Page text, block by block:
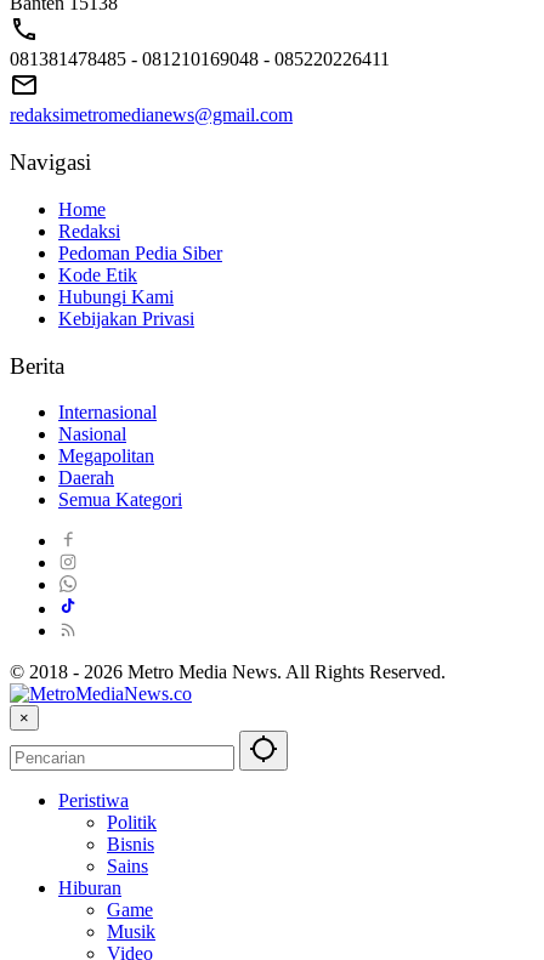
081381478485 - 081210169048 - 085220226411
redaksimetromedianews@gmail.com
Navigasi
Home
Redaksi
Pedoman Pedia Siber
Kode Etik
Hubungi Kami
Kebijakan Privasi
Berita
Internasional
Nasional
Megapolitan
Daerah
Semua Kategori
© 2018 - 2026 Metro Media News. All Rights Reserved.
×
Peristiwa
Politik
Bisnis
Sains
Hiburan
Game
Musik
Video